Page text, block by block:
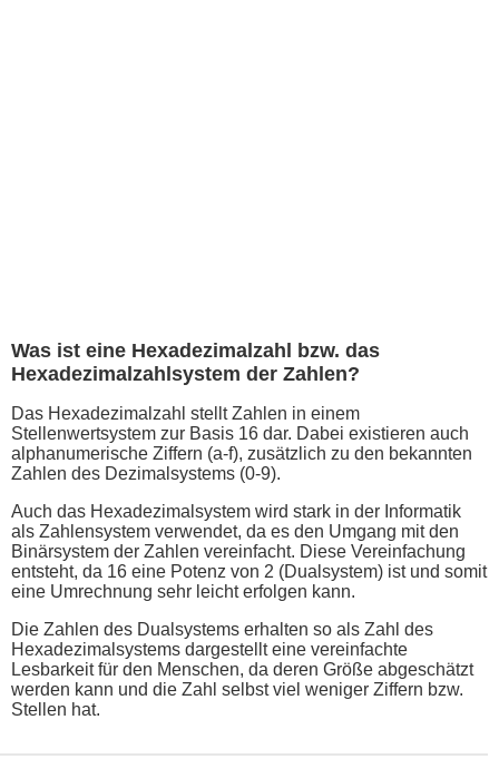
Was ist eine Hexadezimalzahl bzw. das
Hexadezimalzahlsystem der Zahlen?
Das Hexadezimalzahl stellt Zahlen in einem
Stellenwertsystem zur Basis 16 dar. Dabei existieren auch
alphanumerische Ziffern (a-f), zusätzlich zu den bekannten
Zahlen des Dezimalsystems (0-9).
Auch das Hexadezimalsystem wird stark in der Informatik
als Zahlensystem verwendet, da es den Umgang mit den
Binärsystem der Zahlen vereinfacht. Diese Vereinfachung
entsteht, da 16 eine Potenz von 2 (Dualsystem) ist und somit
eine Umrechnung sehr leicht erfolgen kann.
Die Zahlen des Dualsystems erhalten so als Zahl des
Hexadezimalsystems dargestellt eine vereinfachte
Lesbarkeit für den Menschen, da deren Größe abgeschätzt
werden kann und die Zahl selbst viel weniger Ziffern bzw.
Stellen hat.